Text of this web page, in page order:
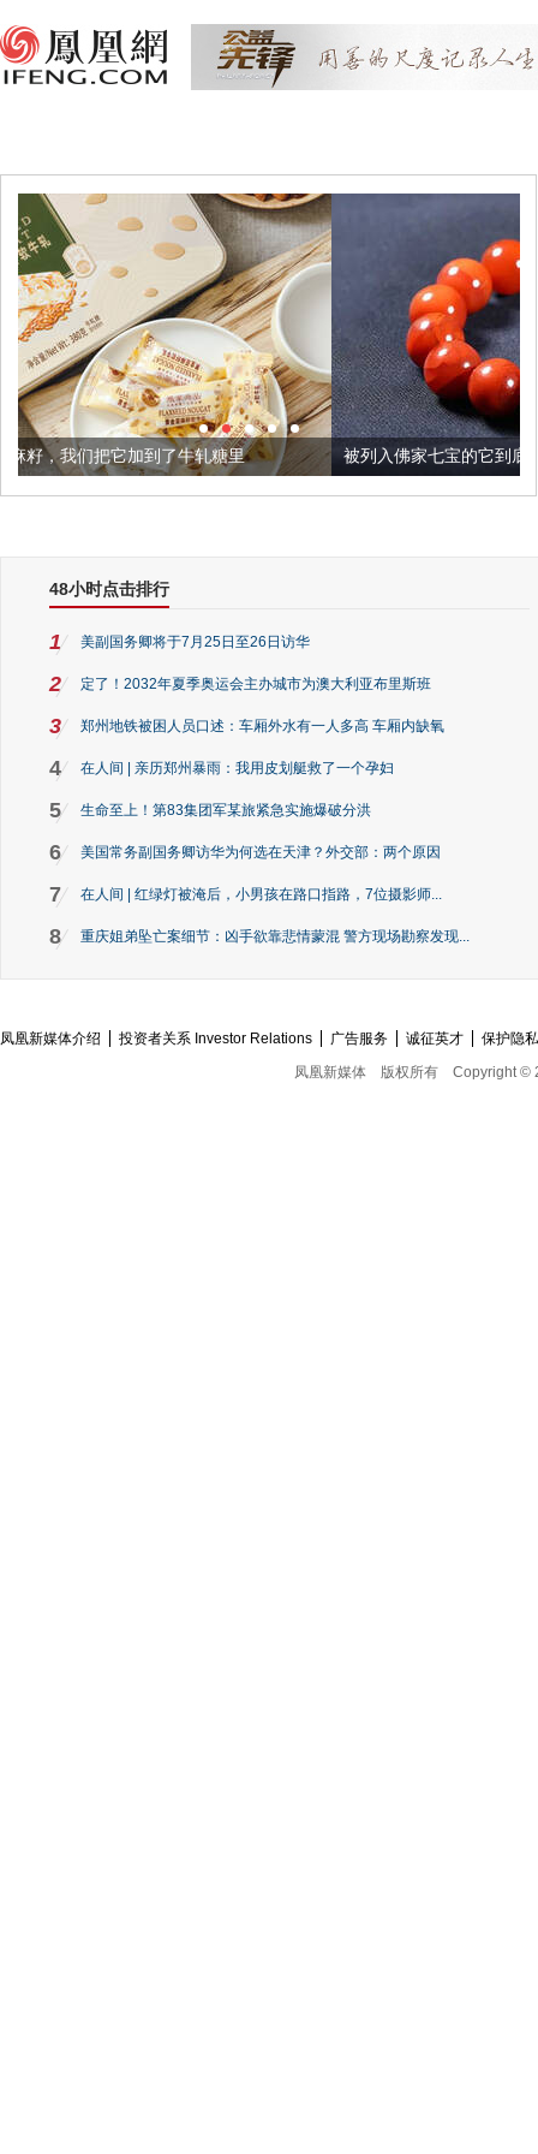
牛轧糖里 被列入佛家七宝的它到底有多美？
48小时点击排行
1 美副国务卿将于7月25日至26日访华
2 定了！2032年夏季奥运会主办城市为澳大利亚布里斯班
3 郑州地铁被困人员口述：车厢外水有一人多高 车厢内缺氧
4 在人间 | 亲历郑州暴雨：我用皮划艇救了一个孕妇
5 生命至上！第83集团军某旅紧急实施爆破分洪
6 美国常务副国务卿访华为何选在天津？外交部：两个原因
7 在人间 | 红绿灯被淹后，小男孩在路口指路，7位摄影师...
8 重庆姐弟坠亡案细节：凶手欲靠悲情蒙混 警方现场勘察发现...
凤凰新媒体介绍 投资者关系 Investor Relations 广告服务 诚征英才
保护隐
凤凰新媒体
版权所有 Copyright ©